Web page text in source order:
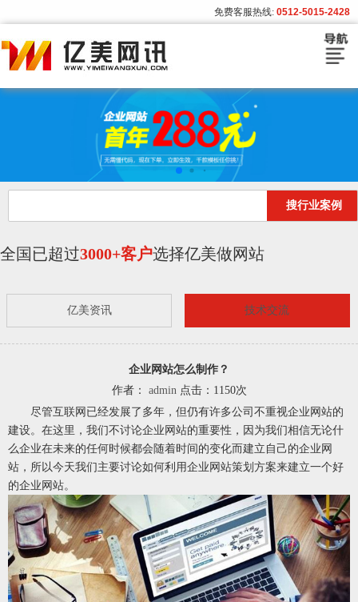
免费客服热线: 0512-5015-2428
模板展示
搜行业案例
全国已超过3000+客户选择亿美做网站
亿美资讯 技术交流
企业网站怎么制作？
作者： admin 点击：1150次
尽管互联网已经发展了多年，但仍有许多公司不重视企业网站的
建设。在这里，我们不讨论企业网站的重要性，因为我们相信无论什
么企业在未来的任何时候都会随着时间的变化而建立自己的企业网
站，所以今天我们主要讨论如何利用企业网站策划方案来建立一个好
的企业网站。